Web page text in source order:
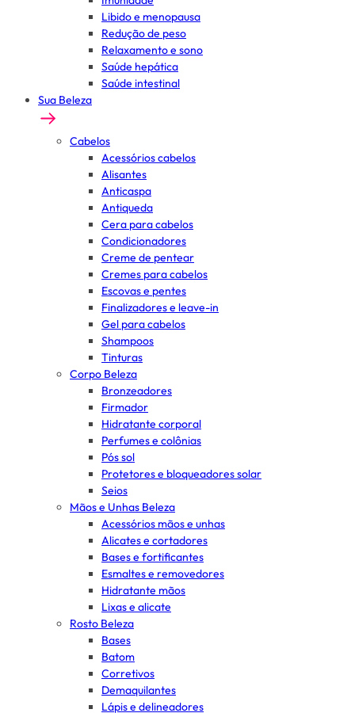
Libido e menopausa
Redução de peso
Relaxamento e sono
Saúde hepática
Saúde intestinal
Sua Beleza
Cabelos
Acessórios cabelos
Alisantes
Anticaspa
Antiqueda
Cera para cabelos
Condicionadores
Creme de pentear
Cremes para cabelos
Escovas e pentes
Finalizadores e leave-in
Gel para cabelos
Shampoos
Tinturas
Corpo Beleza
Bronzeadores
Firmador
Hidratante corporal
Perfumes e colônias
Pós sol
Protetores e bloqueadores solar
Seios
Mãos e Unhas Beleza
Acessórios mãos e unhas
Alicates e cortadores
Bases e fortificantes
Esmaltes e removedores
Hidratante mãos
Lixas e alicate
Rosto Beleza
Bases
Batom
Corretivos
Demaquilantes
Lápis e delineadores